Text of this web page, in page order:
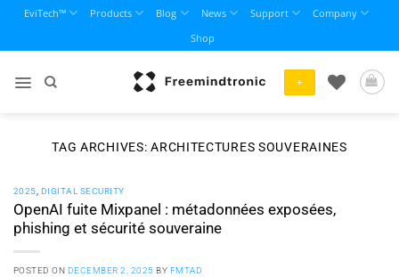
content
EviTech™ Products Blog News Support
Company
Shop
+
TAG ARCHIVES:ARCHITECTURES SOUVERAINES
2025 DIGITAL SECURITY
OpenAI fuite Mixpanel : métadonnées exposées,
phishing et sécurité souveraine
POSTED ON DECEMBER 2, 2025 BY FMTAD